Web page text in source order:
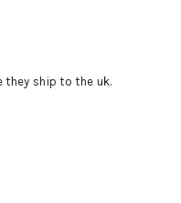
they ship to the uk.